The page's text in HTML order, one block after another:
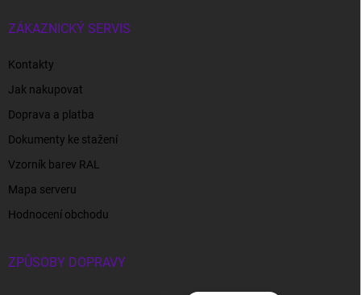
ZÁKAZNICKÝ SERVIS
Kontakty
Jak nakupovat
Doprava a platba
Dokumenty ke stažení
Vzorník barev RAL
Mapa serveru
Hodnocení obchodu
ZPŮSOBY DOPRAVY